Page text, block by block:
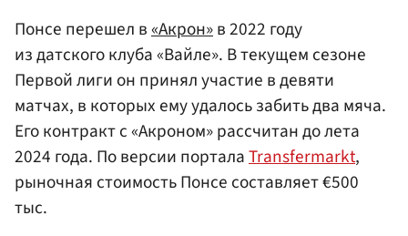
Понсе перешел в«Акрон»в 2022 году
из датского клуба «Вайле». В текущем сезоне
Первой лиги он принял участие в девяти
матчах, в которых ему удалось забить два мяча.
Его контракт с «Акроном» рассчитан до лета
2024 года. По версии порталаTransfermarkt,
рыночная стоимость Понсе составляет €500
тыс.